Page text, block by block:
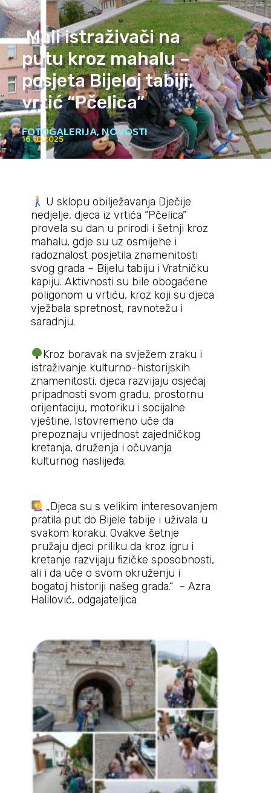
Mali istraživači na
putu kroz mahalu –
posjeta Bijeloj tabiji,
vrtić “Pčelica”
FOTOGALERIJA,NOVOSTI
16.10.2025
U sklopu obilježavanja Dječije
nedjelje, djeca iz vrtića “Pčelica”
provela su dan u prirodi i šetnji kroz
mahalu, gdje su uz osmijehe i
radoznalost posjetila znamenitosti
svog grada – Bijelu tabiju i Vratničku
kapiju. Aktivnosti su bile obogaćene
poligonom u vrtiću, kroz koji su djeca
vježbala spretnost, ravnotežu i
saradnju.
Kroz boravak na svježem zraku i
istraživanje kulturno-historijskih
znamenitosti, djeca razvijaju osjećaj
pripadnosti svom gradu, prostornu
orijentaciju, motoriku i socijalne
vještine. Istovremeno uče da
prepoznaju vrijednost zajedničkog
kretanja, druženja i očuvanja
kulturnog naslijeđa.
„Djeca su s velikim interesovanjem
pratila put do Bijele tabije i uživala u
svakom koraku. Ovakve šetnje
pružaju djeci priliku da kroz igru i
kretanje razvijaju fizičke sposobnosti,
ali i da uče o svom okruženju i
bogatoj historiji našeg grada.“ – Azra
Halilović, odgajateljica